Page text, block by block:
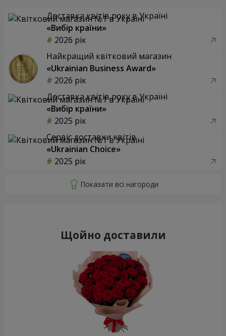
Доставка квітів року в Україні
«Вибір країни»
2026 рік
Найкращий квітковий магазин
«Ukrainian Business Award»
2026 рік
Доставка квітів року в Україні
«Вибір країни»
2025 рік
Сервіс доставки квітів
«Ukrainian Choice»
2025 рік
Щойно доставили